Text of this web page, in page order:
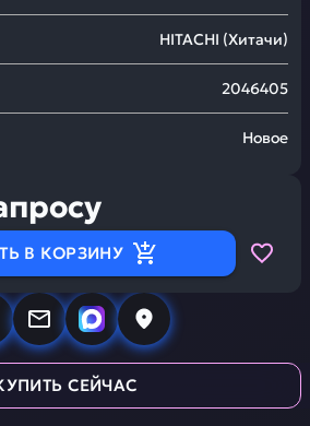
HITACHI (Хитачи)
2046405
Новое
В КОРЗИНУ
СЕЙЧАС